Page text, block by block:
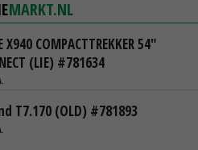
MARKT.NL
X940 COMPACTTREKKER 54"
(LIE) #781634
T7.170 (OLD) #781893